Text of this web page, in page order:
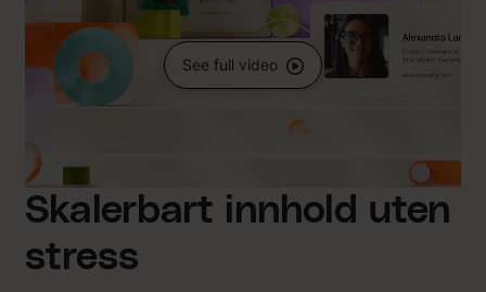
See full video
Skalerbart innhold uten
stress